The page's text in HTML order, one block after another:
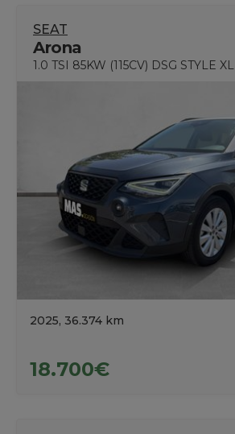
SEAT
Arona
1.0 TSI 85KW (115CV) DSG STYLE XL
2025, 36.374 km
18.700€